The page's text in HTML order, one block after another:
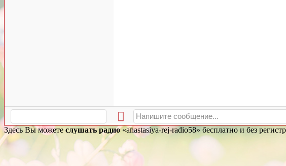
Здесь Вы можете слушать радио«anastasiya-rej-radio58» бесплатно и без